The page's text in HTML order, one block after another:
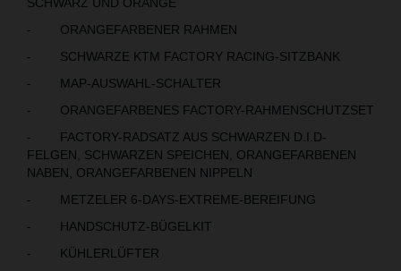
- ORANGEFARBENER RAHMEN
- SCHWARZE KTM FACTORY RACING-SITZBANK
- MAP-AUSWAHL-SCHALTER
- ORANGEFARBENES FACTORY-RAHMENSCHUTZSET
- FACTORY-RADSATZ AUS SCHWARZEN D.I.D-
FELGEN, SCHWARZEN SPEICHEN, ORANGEFARBENEN
NABEN, ORANGEFARBENEN NIPPELN
- METZELER 6-DAYS-EXTREME-BEREIFUNG
- HANDSCHUTZ-BÜGELKIT
- KÜHLERLÜFTER